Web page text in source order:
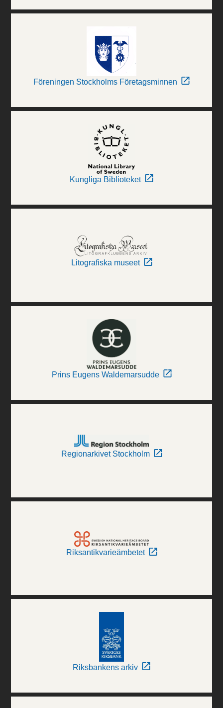
Föreningen Stockholms Företagsminnen
Kungliga Biblioteket
Litografiska museet
Prins Eugens Waldemarsudde
Regionarkivet Stockholm
Riksantikvarieämbetet
Riksbankens arkiv